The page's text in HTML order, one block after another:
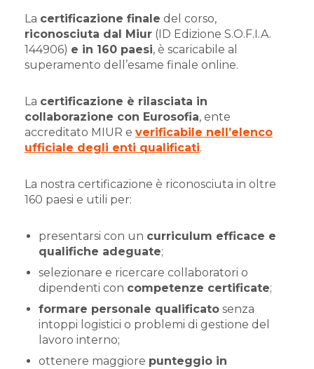
La certificazione finale del corso,
riconosciuta dal Miur (ID Edizione S.O.F.I.A.
144906) e in 160 paesi, è scaricabile al
superamento dell’esame finale online.
La certificazione è rilasciata in
collaborazione con Eurosofia, ente
accreditato MIUR e verificabile nell’elenco
ufficiale degli enti qualificati.
La nostra certificazione è riconosciuta in oltre
160 paesi e utili per:
presentarsi con un curriculum efficace e
qualifiche adeguate;
selezionare e ricercare collaboratori o
dipendenti con competenze certificate;
formare personale qualificato senza
intoppi logistici o problemi di gestione del
lavoro interno;
ottenere maggiore punteggio in